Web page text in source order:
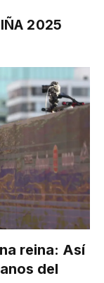
2025
reina: Así
del